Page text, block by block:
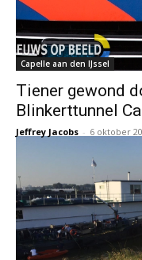
Capelle aan den IJssel
Tiener gewond
Blinkerttunnel
Jeffrey Jacobs - 6 oktober